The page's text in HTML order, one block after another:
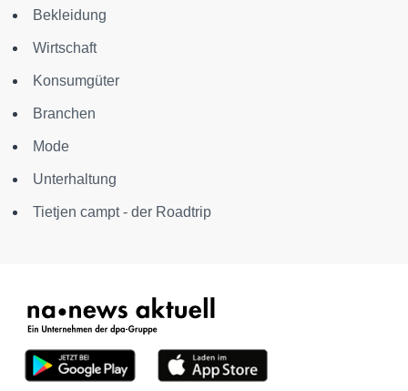
Bekleidung
Wirtschaft
Konsumgüter
Branchen
Mode
Unterhaltung
Tietjen campt - der Roadtrip